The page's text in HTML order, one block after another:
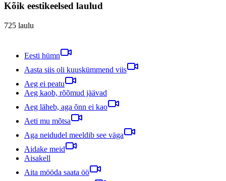
Kõik eestikeelsed laulud
725 laulu
Eesti hümn
Aasta siis oli kuuskümmend viis
Aeg ei peatu
Aeg kaob, rõõmud jäävad
Aeg läheb, aga õnn ei kao
Aeti mu mõtsa
Aga neidudel meeldib see väga
Aidake meid
Aisakell
Aita mööda saata öö